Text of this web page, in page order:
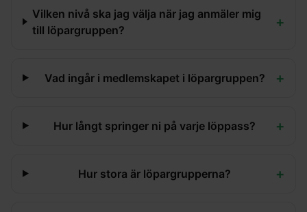
Vilken nivå ska jag välja när jag anmäler mig
till löpargruppen?
+
Vad ingår i medlemskapet i löpargruppen? +
Hur långt springer ni på varje löppass? +
Hur stora är löpargrupperna? +